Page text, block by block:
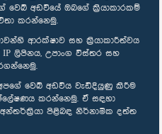
වෙබ් අඩවියේ ඔබගේ ක්‍රියාකාරකම්
කරන්නෙමු.
ආරක්ෂාව සහ ක්‍රියාකාරීත්වය
ලිපිනය, උපාංග විස්තර සහ
වෙබ් අඩවිය වැඩිදියුණු කිරීම
කරන්නෙමු. ඒ සඳහා
පිළිබඳ නිර්නාමික දත්ත